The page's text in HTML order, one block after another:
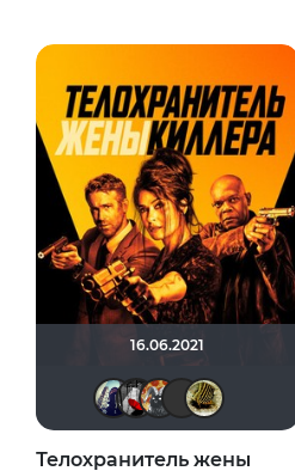
16.06.2021
umka27
Телохранитель жены